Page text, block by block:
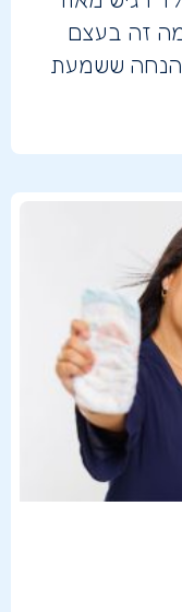
מה זה בעצם
הנחה ששמעת